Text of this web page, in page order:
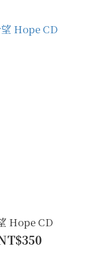
Hope CD